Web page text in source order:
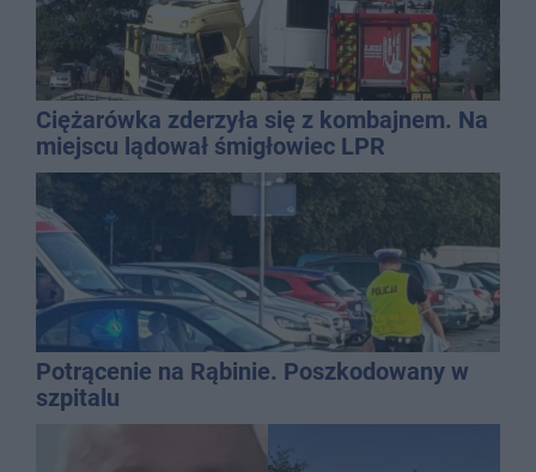
Ciężarówka zderzyła się z kombajnem. Na
miejscu lądował śmigłowiec LPR
Potrącenie na Rąbinie. Poszkodowany w
szpitalu